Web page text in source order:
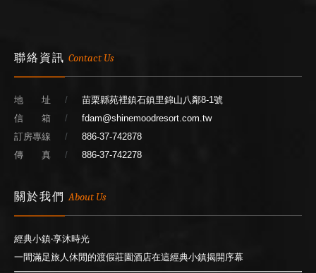
聯絡資訊 Contact Us
地 址
苗栗縣苑裡鎮石鎮里錦山八鄰8-1號
信 箱
fdam@shinemoodresort.com.tw
訂房專線
886-37-742878
傳 真
886-37-742278
關於我們 About Us
經典小鎮‧享沐時光
一間滿足旅人休閒的渡假莊園酒店在這經典小鎮揭開序幕